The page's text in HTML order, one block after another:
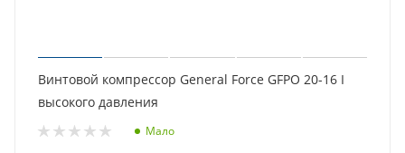
Винтовой компрессор General Force GFPO 20-16 I
высокого давления
Мало